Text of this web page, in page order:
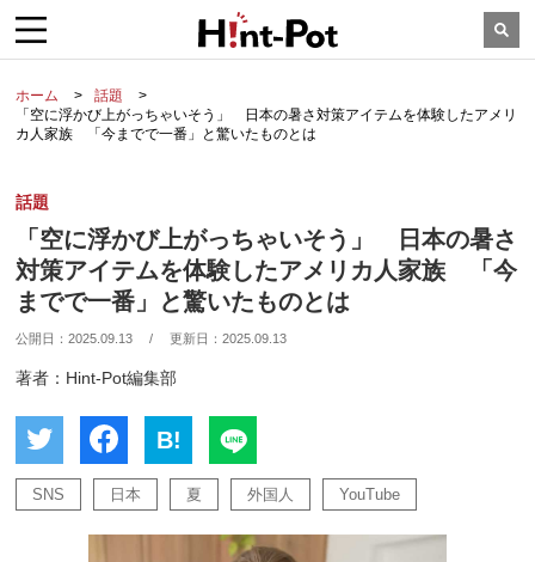
ホーム
話題
「空に浮かび上がっちゃいそう」 日本の暑さ対策アイテムを体験したアメリ
カ人家族 「今までで一番」と驚いたものとは
話題
「空に浮かび上がっちゃいそう」 日本の暑さ
対策アイテムを体験したアメリカ人家族 「今
までで一番」と驚いたものとは
公開日：2025.09.13 / 更新日：2025.09.13
著者：Hint-Pot編集部
B!
SNS 日本 夏 外国人 YouTube